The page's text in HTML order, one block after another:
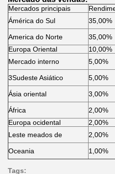
Mercados principais
Ámérica do Sul
35,00%
America do Norte
35,00%
Europa Oriental
10,00%
Mercado interno
5,00%
3Sudeste Asiático
5,00%
Ásia oriental
3,00%
África
2,00%
Europa ocidental
2,00%
Leste meados de
2,00%
Oceania
1,00%
Tags: